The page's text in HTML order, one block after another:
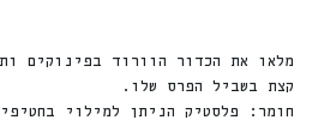
מלאו את הכדור הוורוד בפינוקים
קצת בשביל הפרס שלו.
חומר: פלסטיק הניתן למילוי